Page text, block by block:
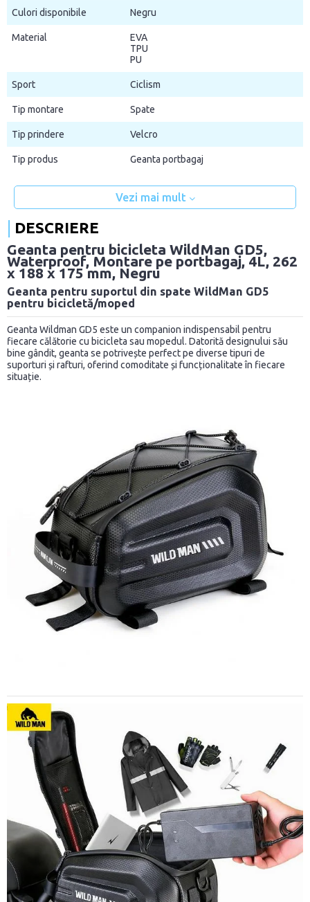
Culori disponibile Negru
Material
EVA
TPU
PU
Sport Ciclism
Tip montare Spate
Tip prindere Velcro
Tip produs Geanta portbagaj
Vezi mai mult
DESCRIERE
Geanta pentru bicicleta WildMan GD5,
Waterproof, Montare pe portbagaj, 4L, 262
x 188 x 175 mm, Negru
Geanta pentru suportul din spate WildMan GD5
pentru bicicletă/moped
Geanta Wildman GD5 este un companion indispensabil pentru
fiecare călătorie cu bicicleta sau mopedul. Datorită designului său
bine gândit, geanta se potrivește perfect pe diverse tipuri de
suporturi și rafturi, oferind comoditate și funcționalitate în fiecare
situație.